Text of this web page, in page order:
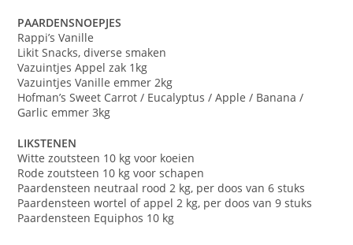
PAARDENSNOEPJES
Rappi’s Vanille
Likit Snacks, diverse smaken
Vazuintjes Appel zak 1kg
Vazuintjes Vanille emmer 2kg
Hofman’s Sweet Carrot / Eucalyptus / Apple / Banana /
Garlic emmer 3kg
LIKSTENEN
Witte zoutsteen 10 kg voor koeien
Rode zoutsteen 10 kg voor schapen
Paardensteen neutraal rood 2 kg, per doos van 6 stuks
Paardensteen wortel of appel 2 kg, per doos van 9 stuks
Paardensteen Equiphos 10 kg